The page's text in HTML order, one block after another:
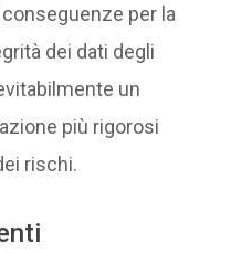
per la
dei dati degli
un
più rigorosi
rischi.